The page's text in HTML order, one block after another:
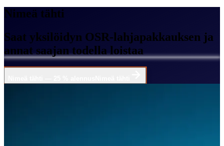
Nimeä tähti
Saat yksilöidyn OSR-lahjapakkauksen ja
annat saajan todella loistaa